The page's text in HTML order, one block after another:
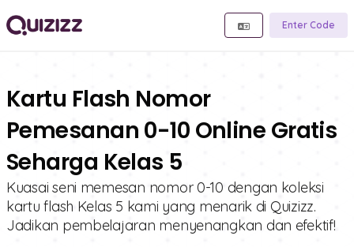
Enter Code
Kartu Flash Nomor
Pemesanan 0-10 Online Gratis
Seharga Kelas 5
Kuasai seni memesan nomor 0-10 dengan koleksi
kartu flash Kelas 5 kami yang menarik di Quizizz.
Jadikan pembelajaran menyenangkan dan efektif!